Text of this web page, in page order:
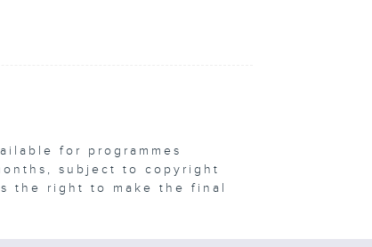
for programmes
subject to copyright
the right to make the final